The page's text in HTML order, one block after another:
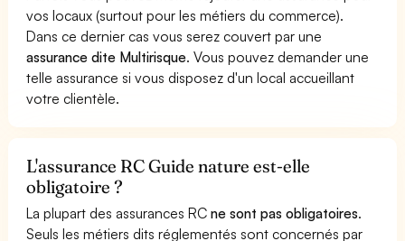
vos locaux (surtout pour les métiers du commerce).
Dans ce dernier cas vous serez couvert par une
assurance dite Multirisque. Vous pouvez demander une
telle assurance si vous disposez d'un local accueillant
votre clientèle.
L'assurance RC Guide nature est-elle
obligatoire ?
La plupart des assurances RCne sont pas obligatoires.
Seuls les métiers dits réglementés sont concernés par